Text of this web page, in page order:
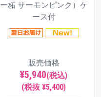
ー柘 サーモンピンク）ケ
ース付
販売価格
¥5,940(税込)
(税抜 ¥5,400)